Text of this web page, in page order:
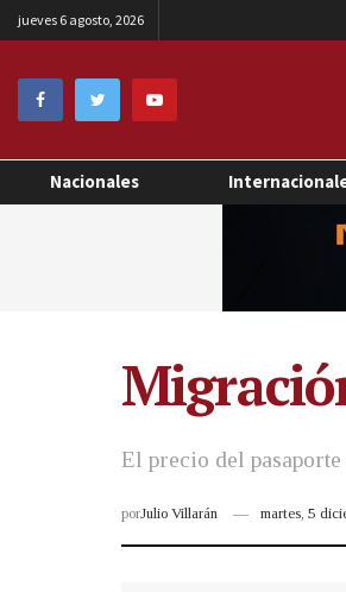
jueves 6 agosto, 2026
Nacionales
El precio del
porJulio Villarán martes, 5